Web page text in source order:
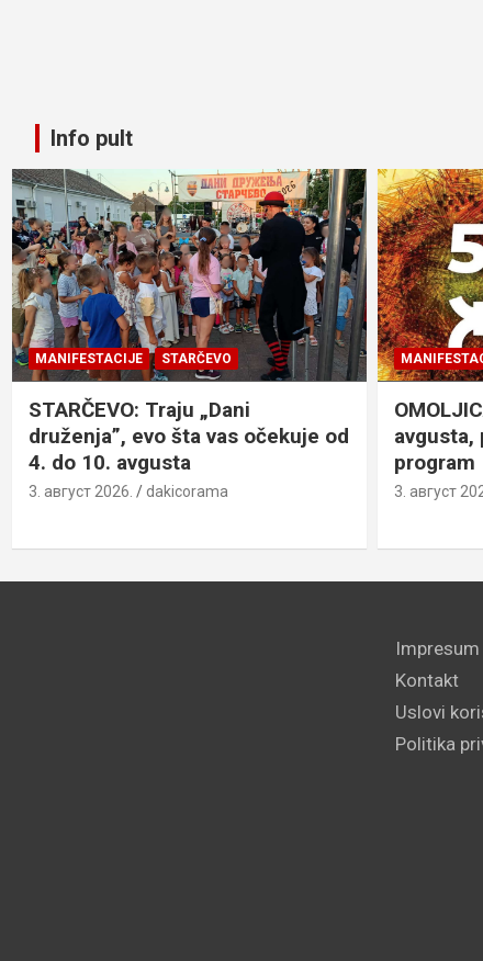
Info pult
MANIFESTACIJE STARČEVO
STARČEVO: Traju „Dani
druženja”, evo šta vas očekuje od
4. do 10. avgusta
3. август 2026. dakicorama
avgusta,
program
3. август
Impresum
Kontakt
Uslovi
Politika